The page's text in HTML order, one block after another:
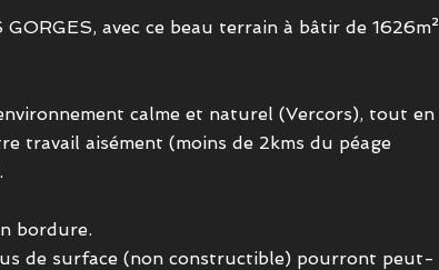
avec ce beau terrain à bâtir de 1626m²
calme et naturel (Vercors), tout en
travail aisément (moins de 2kms du péage
bordure.
de surface (non constructible) pourront peut-